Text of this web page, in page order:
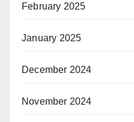
February 2025
January 2025
December 2024
November 2024